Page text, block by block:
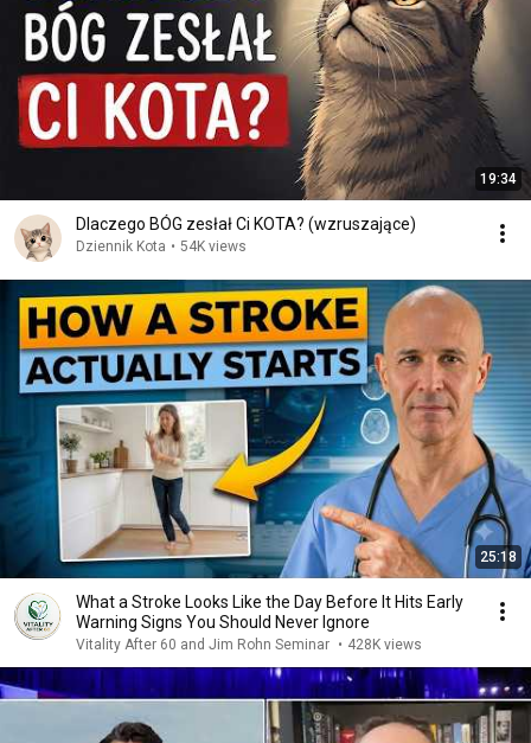
19:34
Dlaczego BÓG zesłał Ci KOTA? (wzruszające)
Dziennik Kota • 54K views
25:18
What a Stroke Looks Like the Day Before It Hits Early
Warning Signs You Should Never Ignore
Vitality After 60 and Jim Rohn Seminar • 428K views